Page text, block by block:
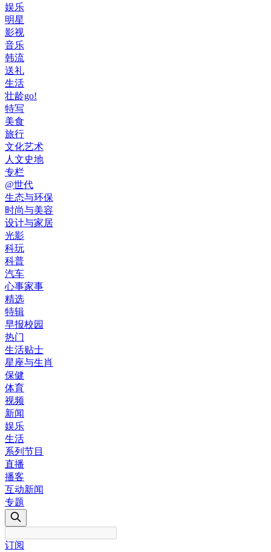
娱乐
明星
影视
音乐
韩流
送礼
生活
壮龄go!
特写
美食
旅行
文化艺术
人文史地
专栏
@世代
生态与环保
时尚与美容
设计与家居
光影
科玩
科普
汽车
心事家事
精选
特辑
早报校园
热门
生活贴士
星座与生肖
保健
体育
视频
新闻
娱乐
生活
系列节目
直播
播客
互动新闻
专题
订阅